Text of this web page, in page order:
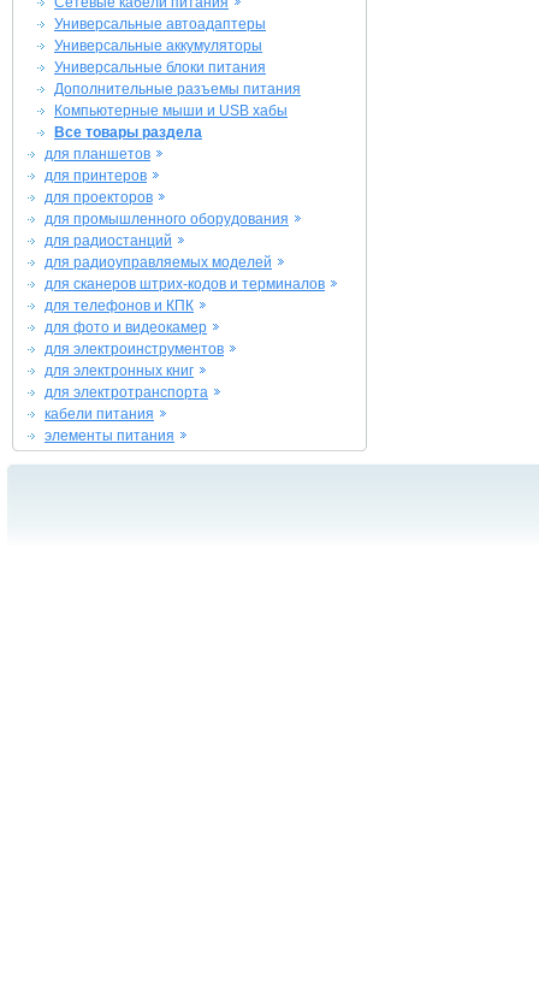
Универсальные автоадаптеры
Универсальные аккумуляторы
Универсальные блоки питания
Дополнительные разъемы питания
Компьютерные мыши и USB хабы
Все товары раздела
для планшетов
для принтеров
для проекторов
для промышленного оборудования
для радиостанций
для радиоуправляемых моделей
для сканеров штрих-кодов и терминалов
для телефонов и КПК
для фото и видеокамер
для электроинструментов
для электронных книг
для электротранспорта
кабели питания
элементы питания